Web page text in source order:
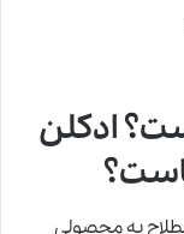
ادکلن
به محصولی